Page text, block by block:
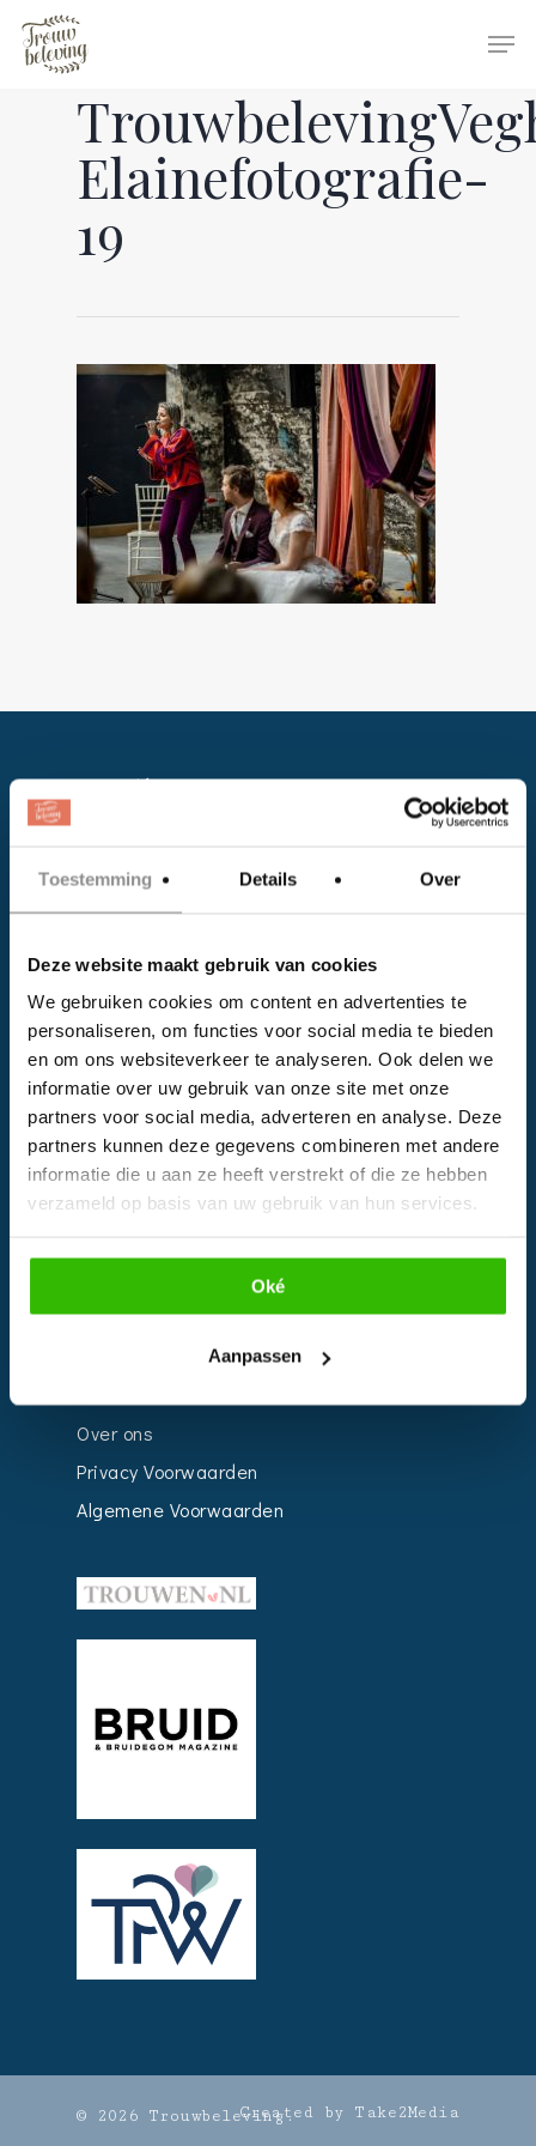
Toestemming Details Over
Deze website maakt gebruik van cookies
We gebruiken cookies om content en advertenties te
personaliseren, om functies voor social media te bieden
en om ons websiteverkeer te analyseren. Ook delen we
informatie over uw gebruik van onze site met onze
partners voor social media, adverteren en analyse. Deze
partners kunnen deze gegevens combineren met andere
informatie die u aan ze heeft verstrekt of die ze hebben
verzameld op basis van uw gebruik van hun services.
Oké
Aanpassen
Hit enter to search or ESC to close
Elainefotografie-
19
Instagram
EVENTS
Bedrijven
Impressie
Weddingplanner
Over ons
Privacy Voorwaarden
Algemene Voorwaarden
© 2026 Trouwbeleving.Created by Take2Media